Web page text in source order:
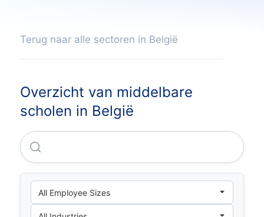
Terug naar alle sectoren in België
Overzicht van middelbare
scholen in België